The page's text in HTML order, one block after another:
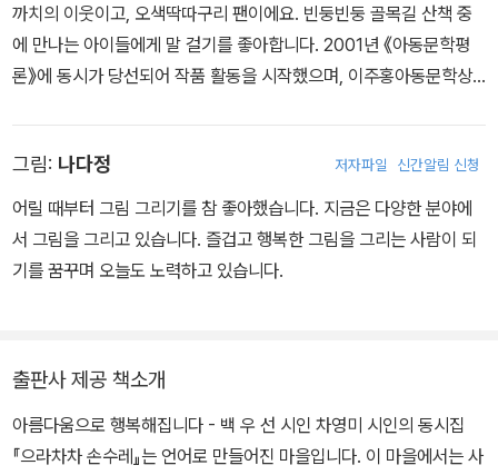
세상 사람들이 모두 힘들어 하는 2020년 올해. 우리, 차영미 시인이
끌고 미는 손수레를 함께 끌고 밀면서 으라차차! 새 힘을 내 봐요.
까치의 이웃이고, 오색딱따구리 팬이에요. 빈둥빈둥 골목길 산책 중
에 만나는 아이들에게 말 걸기를 좋아합니다. 2001년 《아동문학평
론》에 동시가 당선되어 작품 활동을 시작했으며, 이주홍아동문학상,
지》 《으라차차 손수레》 《모험을 떠나는 단추로부터》, 그림책 《어진
선비 이언적을 찾아서》 《커다란 도토리》 등이 있습니다.
그림: 나다정 저자파일 신간알림 신청
어릴 때부터 그림 그리기를 참 좋아했습니다. 지금은 다양한 분야에
서 그림을 그리고 있습니다. 즐겁고 행복한 그림을 그리는 사람이 되
기를 꿈꾸며 오늘도 노력하고 있습니다.
출판사 제공 책소개
아름다움으로 행복해집니다 - 백 우 선 시인 차영미 시인의 동시집
『으라차차 손수레』는 언어로 만들어진 마을입니다. 이 마을에서는 사